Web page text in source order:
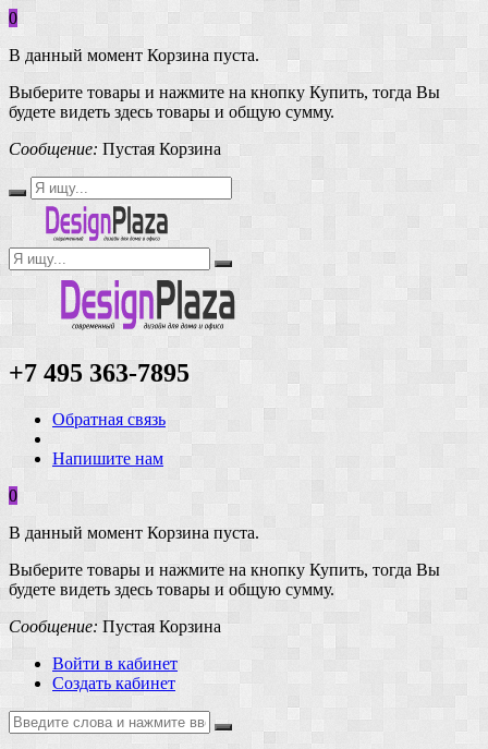
0
В данный момент Корзина пуста.
Выберите товары и нажмите на кнопку Купить, тогда Вы
будете видеть здесь товары и общую сумму.
Сообщение: Пустая Корзина
+7 495 363-7895
Обратная связь
Напишите нам
0
В данный момент Корзина пуста.
Выберите товары и нажмите на кнопку Купить, тогда Вы
будете видеть здесь товары и общую сумму.
Сообщение: Пустая Корзина
Войти в кабинет
Создать кабинет